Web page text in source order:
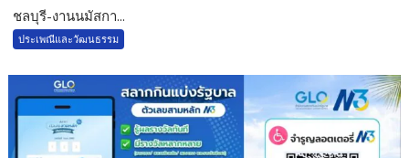
ชลบุรี-งานนมัสกา...
ประเพณีและวัฒนธรรม